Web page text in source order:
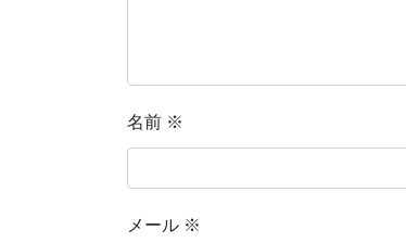
名前 ※
メール ※